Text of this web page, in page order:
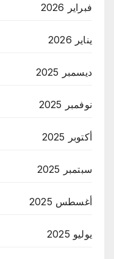
فبراير 2026
يناير 2026
ديسمبر 2025
نوفمبر 2025
أكتوبر 2025
سبتمبر 2025
أغسطس 2025
يوليو 2025